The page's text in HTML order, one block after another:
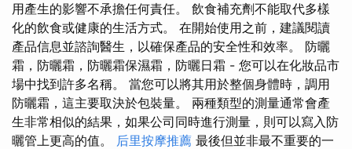
用產生的影響不承擔任何責任。 飲食補充劑不能取代多樣
化的飲食或健康的生活方式。 在開始使用之前，建議閱讀
產品信息並諮詢醫生，以確保產品的安全性和效率。 防曬
霜，防曬霜，防曬霜保濕霜，防曬日霜 - 您可以在化妝品市
場中找到許多名稱。 當您可以將其用於整個身體時，調用
防曬霜，這主要取決於包裝量。 兩種類型的測量通常會產
生非常相似的結果，如果公司同時進行測量，則可以寫入防
曬管上更高的值。 后里按摩推薦 最後但並非最不重要的一